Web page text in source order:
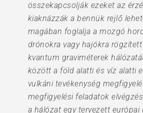
összekapcsolják ezeket az
kiaknázzák a bennük rejlő
magában foglalja a mozgó
drónokra vagy hajókra
kvantum graviméterek
között a föld alatti és víz alatti
vulkáni tevékenység
megfigyelési feladatok
a hálózat egy tervezett európai